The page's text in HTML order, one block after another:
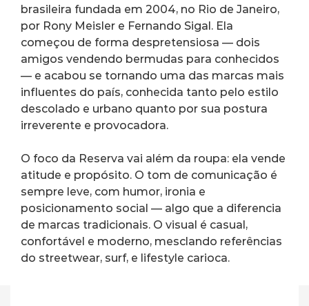
brasileira fundada em 2004, no Rio de Janeiro,
por Rony Meisler e Fernando Sigal. Ela
começou de forma despretensiosa — dois
amigos vendendo bermudas para conhecidos
— e acabou se tornando uma das marcas mais
influentes do país, conhecida tanto pelo estilo
descolado e urbano quanto por sua postura
irreverente e provocadora.
O foco da Reserva vai além da roupa: ela vende
atitude e propósito. O tom de comunicação é
sempre leve, com humor, ironia e
posicionamento social — algo que a diferencia
de marcas tradicionais. O visual é casual,
confortável e moderno, mesclando referências
do streetwear, surf, e lifestyle carioca.